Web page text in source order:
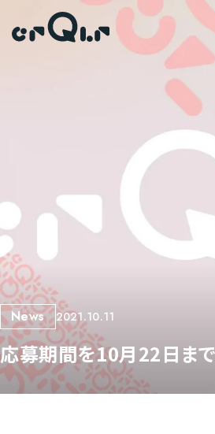
News 2021.10.11
応募期間を10月22日まで